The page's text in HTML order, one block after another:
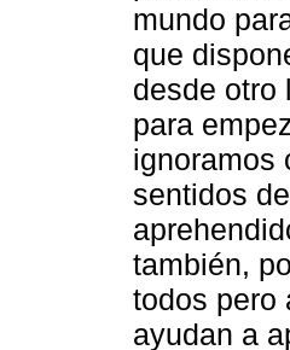
mundo
que
desde otro
para
ignoramos
sentidos
también,
todos pero
ayudan a